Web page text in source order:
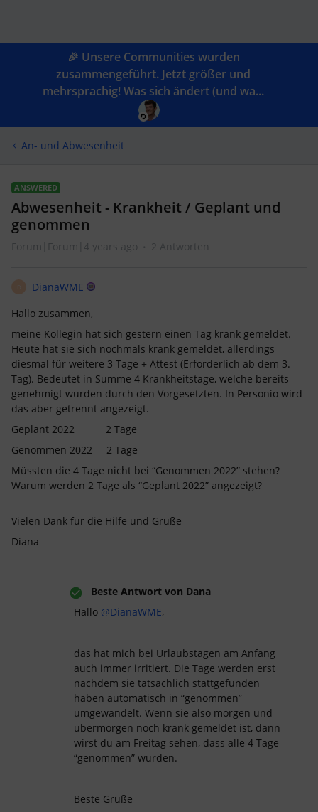
🎉 Unsere Communities wurden
zusammengeführt. Jetzt größer und
mehrsprachig! Was sich ändert (und wa...
An- und Abwesenheit
ANSWERED
Abwesenheit - Krankheit / Geplant und
genommen
Forum|Forum|4 years ago 2 Antworten
DianaWME
Hallo zusammen,
meine Kollegin hat sich gestern einen Tag krank gemeldet.
Heute hat sie sich nochmals krank gemeldet, allerdings
diesmal für weitere 3 Tage + Attest (Erforderlich ab dem 3.
Tag). Bedeutet in Summe 4 Krankheitstage, welche bereits
genehmigt wurden durch den Vorgesetzten. In Personio wird
das aber getrennt angezeigt.
Geplant 2022 2 Tage
Genommen 2022 2 Tage
Müssten die 4 Tage nicht bei “Genommen 2022” stehen?
Warum werden 2 Tage als “Geplant 2022” angezeigt?
Vielen Dank für die Hilfe und Grüße
Diana
Beste Antwort von Dana
Hallo @DianaWME,
das hat mich bei Urlaubstagen am Anfang
auch immer irritiert. Die Tage werden erst
nachdem sie tatsächlich stattgefunden
haben automatisch in “genommen”
umgewandelt. Wenn sie also morgen und
übermorgen noch krank gemeldet ist, dann
wirst du am Freitag sehen, dass alle 4 Tage
“genommen” wurden.
Beste Grüße